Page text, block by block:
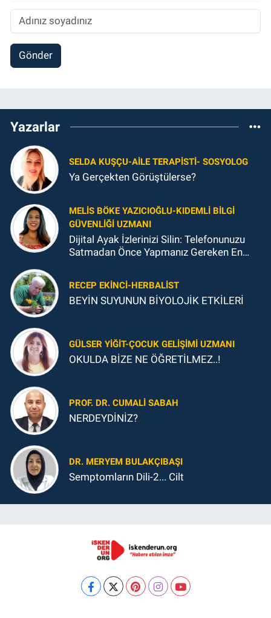
Gönder
Yazarlar
SELDA KUŞÇU-AILE TERAPISTI- SOSYOLOG
Ya Gerçekten Görüştülerse?
MELIS BÖKE YAZICIOĞLU-KIDEMLI BILGI
GÜVENLIĞI UZMANI
Dijital Ayak İzlerinizi Silin: Telefonunuzu
Satmadan Önce Yapmanız Gereken En
RECEP EKINCI-HERBALIST
BEYİN SUYUNUN BİYOLOJİK ETKİLERİ
GÜLSER YIĞIT-ÇOCUK GELIŞIMI UZMANI
OKULDA BİZE NE ÖĞRETİLMEZ..!
PROF. DR. CUMALI SABAH
NERDEYDİNİZ?
DR. MERYEM BULAKÇIBAŞI
Semptomların Dili-2... Cilt